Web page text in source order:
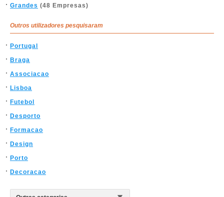
Grandes (48 Empresas)
Outros utilizadores pesquisaram
Portugal
Braga
Associacao
Lisboa
Futebol
Desporto
Formacao
Design
Porto
Decoracao